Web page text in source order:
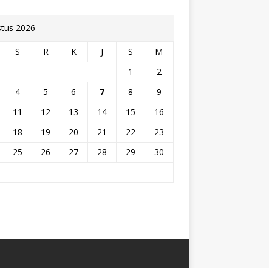
2026
S R K J S
M
1
2
4 5 6 7 8
9
11 12 13 14 15
16
18 19 20 21 22
23
25 26 27 28 29
30